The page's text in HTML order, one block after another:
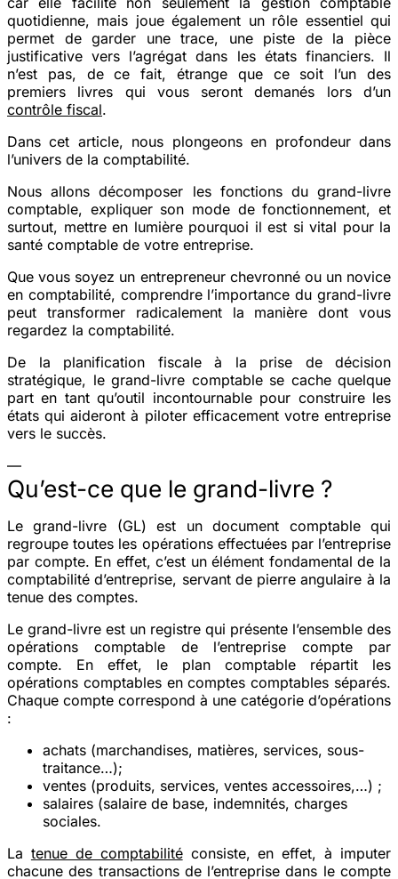
quotidienne, mais joue également un rôle essentiel qui
permet de garder une trace, une piste de la pièce
justificative vers l’agrégat dans les états financiers. Il
n’est pas, de ce fait, étrange que ce soit l’un des
premiers livres qui vous seront demanés lors d’un
contrôle fiscal.
Dans cet article, nous plongeons en profondeur dans
l’univers de la comptabilité.
Nous allons décomposer les fonctions du grand-livre
comptable, expliquer son mode de fonctionnement, et
surtout, mettre en lumière pourquoi il est si vital pour la
santé comptable de votre entreprise.
Que vous soyez un entrepreneur chevronné ou un novice
en comptabilité, comprendre l’importance du grand-livre
peut transformer radicalement la manière dont vous
regardez la comptabilité.
De la planification fiscale à la prise de décision
stratégique, le grand-livre comptable se cache quelque
part en tant qu’outil incontournable pour construire les
états qui aideront à piloter efficacement votre entreprise
vers le succès.
—
Qu’est-ce que le grand-livre ?
Le grand-livre (GL) est un document comptable qui
regroupe toutes les opérations effectuées par l’entreprise
par compte. En effet, c’est un élément fondamental de la
comptabilité d’entreprise, servant de pierre angulaire à la
tenue des comptes.
Le grand-livre est un registre qui présente l’ensemble des
opérations comptable de l’entreprise compte par
compte. En effet, le plan comptable répartit les
opérations comptables en comptes comptables séparés.
Chaque compte correspond à une catégorie d’opérations
:
achats (marchandises, matières, services, sous-
traitance…);
ventes (produits, services, ventes accessoires,…) ;
salaires (salaire de base, indemnités, charges
sociales.
La tenue de comptabilitéconsiste, en effet, à imputer
chacune des transactions de l’entreprise dans le compte